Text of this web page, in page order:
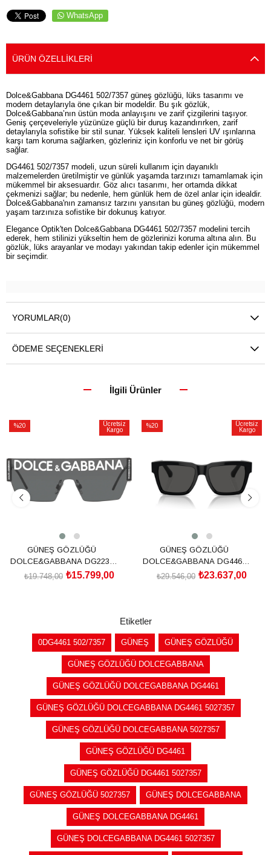
WhatsApp
ÜRÜN ÖZELLIKLERI
Dolce&Gabbana DG4461 502/7357 güneş gözlüğü, lüks tasarımı ve
modern detaylarıyla öne çıkan bir modeldir. Bu şık gözlük,
Dolce&Gabbana’nın üstün moda anlayışını ve zarif çizgilerini taşıyor.
Geniş çerçeveleriyle yüzünüze güçlü bir duruş kazandırırken, zarif
detaylarıyla sofistike bir stil sunar. Yüksek kaliteli lensleri UV ışınlarına
karşı tam koruma sağlarken, gözleriniz için konforlu ve net bir görüş
sağlar.
DG4461 502/7357 modeli, uzun süreli kullanım için dayanıklı
malzemelerden üretilmiştir ve günlük yaşamda tarzınızı tamamlamak için
mükemmel bir aksesuardır. Göz alıcı tasarımı, her ortamda dikkat
çekmenizi sağlar; bu nedenle, hem günlük hem de özel anlar için idealdir.
Dolce&Gabbana'nın zamansız tarzını yansıtan bu güneş gözlüğü, modern
yaşam tarzınıza sofistike bir dokunuş katıyor.
Elegance Optik'ten Dolce&Gabbana DG4461 502/7357 modelini tercih
ederek, hem stilinizi yükseltin hem de gözlerinizi koruma altına alın. Bu
gözlük, lüks arayanlar ve modayı yakından takip edenler için mükemmel
bir seçimdir.
YORUMLAR(0)
ÖDEME SEÇENEKLERI
İlgili Ürünler
%20
Ücretsiz
Kargo
GÜNEŞ GÖZLÜĞÜ
DOLCE&GABBANA DG2233
01/8743₺15.799,00
₺19.748,00
%20
Ücretsiz
Kargo
GÜNEŞ GÖZLÜĞÜ
DOLCE&GABBANA DG4465
501/8755₺23.637,00
₺29.546,00
Etiketler
0DG4461 502/7357 GÜNEŞ GÜNEŞ GÖZLÜĞÜ
GÜNEŞ GÖZLÜĞÜ DOLCEGABBANA
GÜNEŞ GÖZLÜĞÜ DOLCEGABBANA DG4461
GÜNEŞ GÖZLÜĞÜ DOLCEGABBANA DG4461 5027357
GÜNEŞ GÖZLÜĞÜ DOLCEGABBANA 5027357
GÜNEŞ GÖZLÜĞÜ DG4461
GÜNEŞ GÖZLÜĞÜ DG4461 5027357
GÜNEŞ GÖZLÜĞÜ 5027357 GÜNEŞ DOLCEGABBANA
GÜNEŞ DOLCEGABBANA DG4461
GÜNEŞ DOLCEGABBANA DG4461 5027357